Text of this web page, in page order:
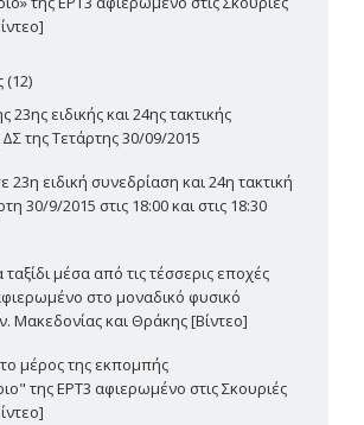
(12)
23ης ειδικής και 24ης τακτικής
της Τετάρτης 30/09/2015
ειδική συνεδρίαση και 24η τακτική
30/9/2015 στις 18:00 και στις 18:30
μέσα από τις τέσσερις εποχές
στο μοναδικό φυσικό
Μακεδονίας και Θράκης [Βίντεο]
μέρος της εκπομπής
της ΕΡΤ3 αφιερωμένο στις Σκουριές